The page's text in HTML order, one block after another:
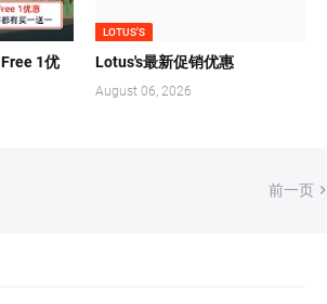
1优
LOTUS'S
Lotus's最新促销优惠
August 06, 2026
前一页